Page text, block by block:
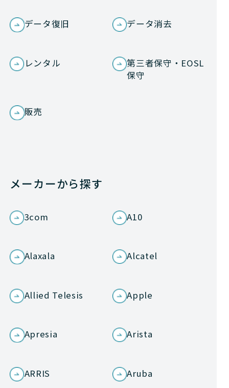
データ復旧 データ消去
レンタル
第三者保守・EOSL
保守
販売
メーカーから探す
3com A10
Alaxala Alcatel
Allied Telesis Apple
Apresia Arista
ARRIS Aruba